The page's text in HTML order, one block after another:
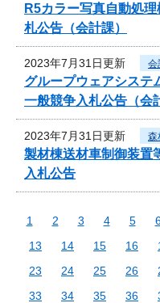
R5カラー写真自動処
札公告（会計課）
2023年7月31日更新 会
グループウェアシステ
一般競争入札公告（会
2023年7月31日更新 森
製材棟送材車制御装置
入札公告
1 2 3 4 5
13
14 15 16
23
24 25 26
33
34 35 36